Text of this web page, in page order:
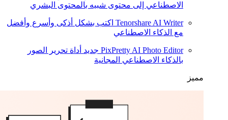
الاصطناعي إلى محتوى شبيه بالمحتوى البشري
Tenorshare AI Writer اكتب بشكل أذكى وأسرع وأفضل
مع الذكاء الاصطناعي
PixPretty AI Photo Editor جديد أداة تحرير الصور
بالذكاء الاصطناعي المجانية
مميز